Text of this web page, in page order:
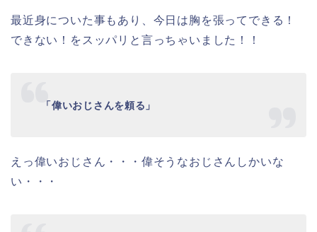
最近身についた事もあり、今日は胸を張ってできる！
できない！をスッパリと言っちゃいました！！
「偉いおじさんを頼る」
えっ偉いおじさん・・・偉そうなおじさんしかいな
い・・・